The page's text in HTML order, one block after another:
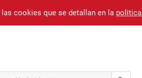
cookies que se detallan en la